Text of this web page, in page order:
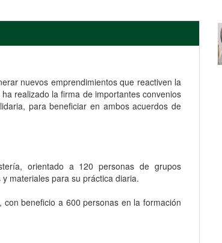
nuevos emprendimientos que reactiven la
realizado la firma de importantes convenios
para beneficiar en ambos acuerdos de
orientado a 120 personas de grupos
materiales para su práctica diaria.
con beneficio a 600 personas en la formación